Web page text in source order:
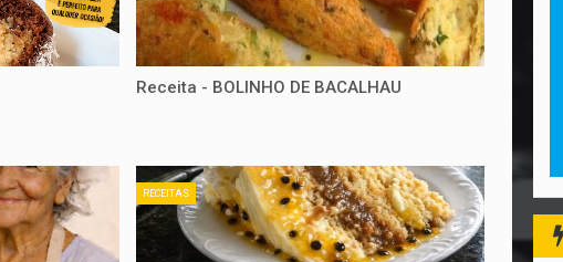
Receita - BOLINHO DE BACALHAU
RECEITAS